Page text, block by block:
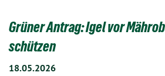
Grüner Antrag: Igel vor
schützen
18.05.2026